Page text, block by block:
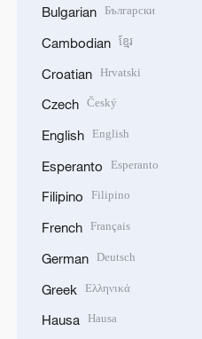
Bulgarian Български
Cambodian ខ្មែរ
Croatian Hrvatski
Czech Český
English English
Esperanto Esperanto
Filipino Filipino
French Français
German Deutsch
Greek Ελληνικά
Hausa Hausa